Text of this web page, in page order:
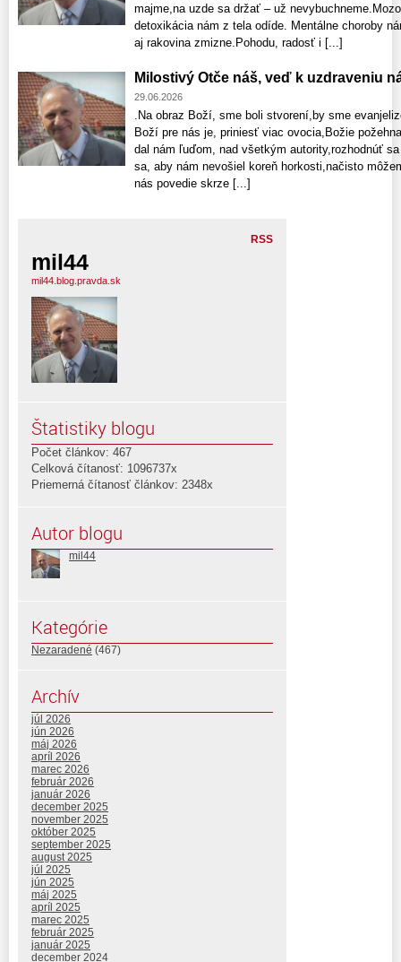
majme,na uzde sa držať – už
detoxikácia nám z tela odíde. Mentálne choroby
aj rakovina zmizne.Pohodu, radosť i [...]
Milostivý Otče náš, veď k uzdraveniu
29.06.2026
.Na obraz Boží, sme boli stvorení,by sme
Boží pre nás je, priniesť viac ovocia,Božie
dal nám ľuďom, nad všetkým autority,rozhodnúť
sa, aby nám nevošiel koreň horkosti,načisto
nás povedie skrze [...]
RSS
mil44
mil44.blog.pravda.sk
Štatistiky blogu
Počet článkov: 467
Celková čítanosť: 1096737x
Priemerná čítanosť článkov: 2348x
Autor blogu
mil44
Kategórie
Nezaradené (467)
Archív
júl 2026
jún 2026
máj 2026
apríl 2026
marec 2026
február 2026
január 2026
december 2025
november 2025
október 2025
september 2025
august 2025
júl 2025
jún 2025
máj 2025
apríl 2025
marec 2025
február 2025
január 2025
december 2024